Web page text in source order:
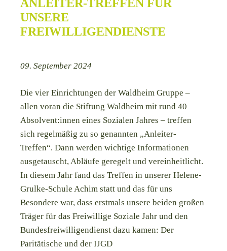
ANLEITER-TREFFEN FÜR
UNSERE
FREIWILLIGENDIENSTE
09. September 2024
Die vier Einrichtungen der Waldheim Gruppe –
allen voran die Stiftung Waldheim mit rund 40
Absolvent:innen eines Sozialen Jahres – treffen
sich regelmäßig zu so genannten „Anleiter-
Treffen“. Dann werden wichtige Informationen
ausgetauscht, Abläufe geregelt und vereinheitlicht.
In diesem Jahr fand das Treffen in unserer Helene-
Grulke-Schule Achim statt und das für uns
Besondere war, dass erstmals unsere beiden großen
Träger für das Freiwillige Soziale Jahr und den
Bundesfreiwilligendienst dazu kamen: Der
Paritätische und der IJGD